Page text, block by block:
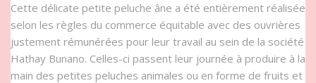
Cette délicate petite peluche âne a été entièrement réalisée
selon les règles du commerce équitable avec des ouvrières
justement rémunérées pour leur travail au sein de la société
Hathay Bunano. Celles-ci passent leur journée à produire à la
main des petites peluches animales ou en forme de fruits et